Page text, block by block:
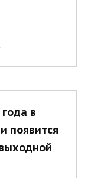
в
появится